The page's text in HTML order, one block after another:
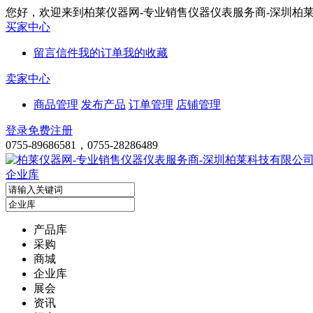
您好，欢迎来到柏莱仪器网-专业销售仪器仪表服务商-深圳柏
买家中心
留言信件我的订单我的收藏
卖家中心
商品管理 发布产品 订单管理 店铺管理
登录免费注册
0755-89686581，0755-28286489
企业库
产品库
采购
商城
企业库
展会
资讯